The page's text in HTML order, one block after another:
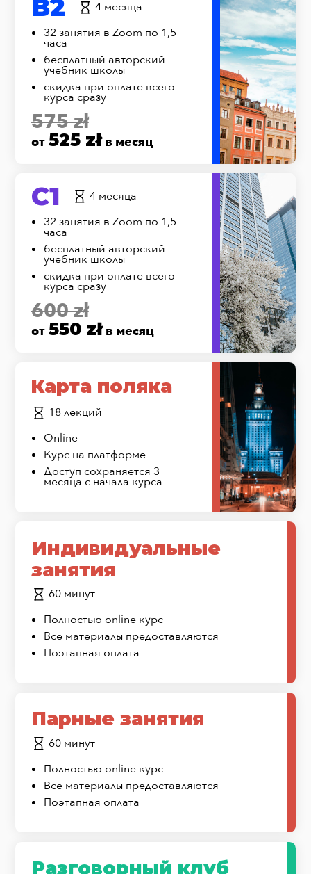
B2
4 месяца
32 занятия в Zoom по 1,5
часа
бесплатный авторский
учебник школы
скидка при оплате всего
курса сразу
575 zł
от 525 złв месяц
C1
4 месяца
32 занятия в Zoom по 1,5
часа
бесплатный авторский
учебник школы
скидка при оплате всего
курса сразу
600 zł
от 550 złв месяц
Карта поляка
18 лекций
Online
Курс на платформе
Доступ сохраняется 3
месяца с начала курса
Индивидуальные
занятия
60 минут
Полностью online курс
Все материалы предоставляются
Поэтапная оплата
Парные занятия
60 минут
Полностью online курс
Все материалы предоставляются
Поэтапная оплата
Разговорный клуб